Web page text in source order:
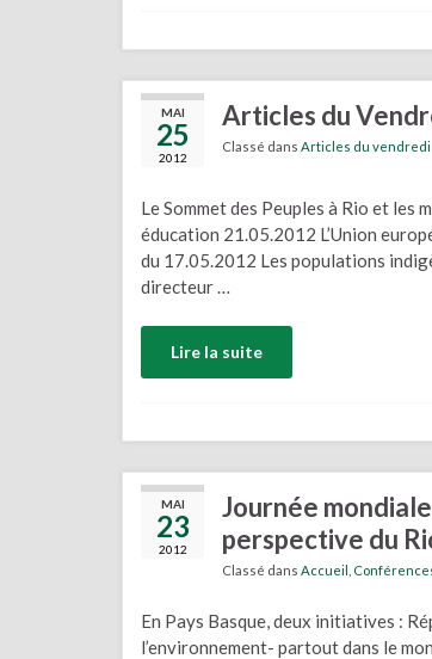
MAI
25
2012
Articles du
Classé dans Articles du vendredi
Le Sommet des Peuples à Rio et
éducation 21.05.2012 L’Union
du 17.05.2012 Les populations
directeur …
Lire la suite
MAI
23
2012
Journée
perspective du
Classé dans Accueil
En Pays Basque, deux initiatives :
l’environnement- partout dans le